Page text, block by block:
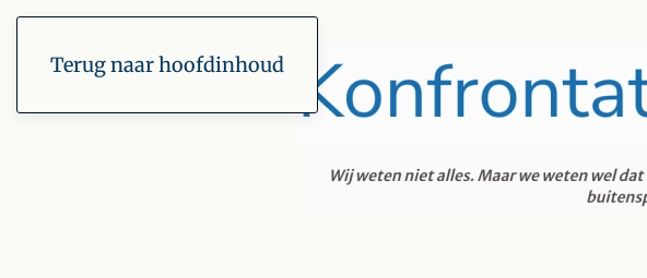
Terug naar hoofdinhoud